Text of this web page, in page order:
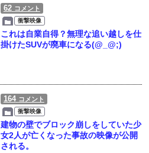
62 コメント
衝撃映像
これは自業自得？無理な追い越しを仕
掛けたSUVが廃車になる(@_@;)
164 コメント
衝撃映像
建物の壁でブロック崩しをしていた少
女2人が亡くなった事故の映像が公開
される。